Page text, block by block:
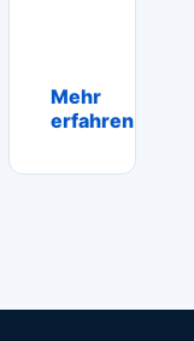
Mehr
erfahren